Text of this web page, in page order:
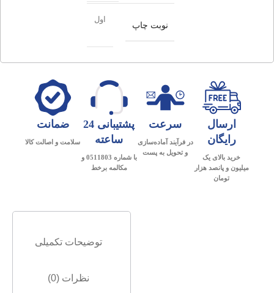
نوبت چاپ
اول
ارسال
رایگان
خرید بالای یک
میلیون و پانصد هزار
تومان
سرعت
در فرآیند آماده‌سازی
و تحویل به پست
پشتیبانی 24
ساعته
با شماره 0511803 و
مکالمه برخط
ضمانت
سلامت و اصالت کالا
توضیحات تکمیلی
نظرات (0)